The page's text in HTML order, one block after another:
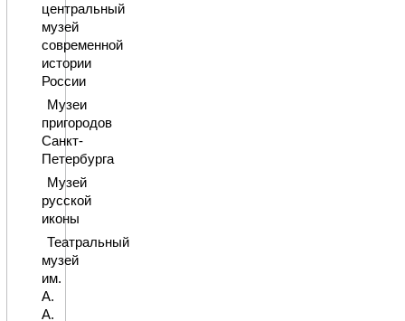
центральный
музей
современной
истории
России
Музеи
пригородов
Санкт-
Петербурга
Музей
русской
иконы
Театральный
музей
им.
А.
А.